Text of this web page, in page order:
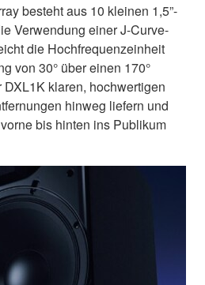
besteht aus 10 kleinen 1,5”-
Verwendung einer J-Curve-
die Hochfrequenzeinheit
von 30° über einen 170°
klaren, hochwertigen
hinweg liefern und
bis hinten ins Publikum